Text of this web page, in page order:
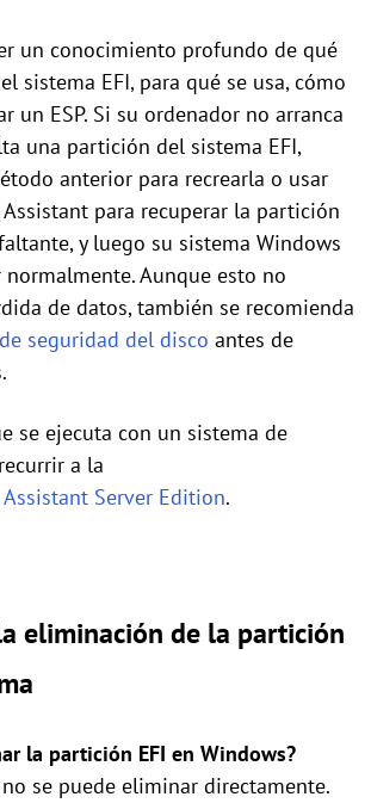
un conocimiento profundo de qué
sistema EFI, para qué se usa, cómo
un ESP. Si su ordenador no arranca
una partición del sistema EFI,
anterior para recrearla o usar
para recuperar la partición
y luego su sistema Windows
normalmente. Aunque esto no
de datos, también se recomienda
seguridad del disco antes de
se ejecuta con un sistema de
a la
Server Edition.
eliminación de la partición
la partición EFI en Windows?
se puede eliminar directamente.